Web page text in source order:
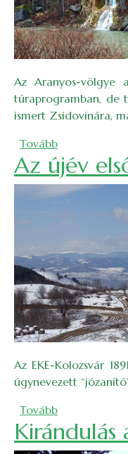
Az Aranyos-völgye
túraprogramban, de
ismert Zsidovinára,
Tovább(Zsidovina –
Az újév
Az EKE-Kolozsvár
úgynevezett “józanító
Tovább(Az újév első